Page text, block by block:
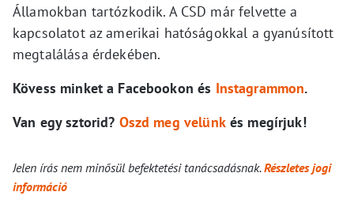
Államokban tartózkodik. A CSD már felvette a
kapcsolatot az amerikai hatóságokkal a gyanúsított
megtalálása érdekében.
Kövess minket a Facebookon és Instagrammon.
Van egy sztorid? Oszd meg velünkés megírjuk!
Jelen írás nem minősül befektetési tanácsadásnak.Részletes jogi
információ